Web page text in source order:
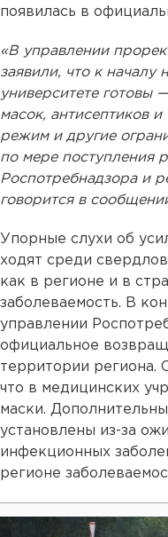
появилась в
«В управлении
заявили, что к началу
университете готовы
масок, антисептиков
режим и другие
по мере поступления
Роспотребнадзора и
говорится в
Упорные слухи об
ходят среди
как в регионе и в
заболеваемость. В
управлении
официальное
территории региона.
что в медицинских
маски.
установлены из-за
инфекционных
регионе